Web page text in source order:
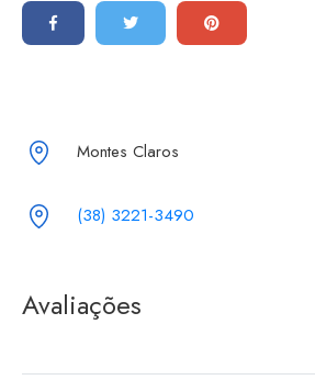
Montes Claros
(38) 3221-3490
Avaliações